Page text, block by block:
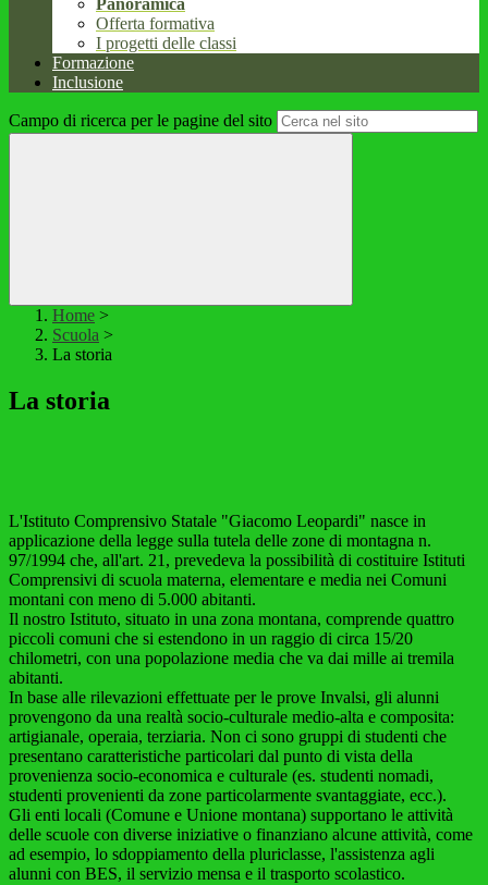
Panoramica
Offerta formativa
I progetti delle classi
Formazione
Inclusione
Campo di ricerca per le pagine del sito
Home >
Scuola >
La storia
La storia
L'Istituto Comprensivo Statale "Giacomo Leopardi" nasce in
applicazione della legge sulla tutela delle zone di montagna n.
97/1994 che, all'art. 21, prevedeva la possibilità di costituire Istituti
Comprensivi di scuola materna, elementare e media nei Comuni
montani con meno di 5.000 abitanti.
Il nostro Istituto, situato in una zona montana, comprende quattro
piccoli comuni che si estendono in un raggio di circa 15/20
chilometri, con una popolazione media che va dai mille ai tremila
abitanti.
In base alle rilevazioni effettuate per le prove Invalsi, gli alunni
provengono da una realtà socio-culturale medio-alta e composita:
artigianale, operaia, terziaria. Non ci sono gruppi di studenti che
presentano caratteristiche particolari dal punto di vista della
provenienza socio-economica e culturale (es. studenti nomadi,
studenti provenienti da zone particolarmente svantaggiate, ecc.).
Gli enti locali (Comune e Unione montana) supportano le attività
delle scuole con diverse iniziative o finanziano alcune attività, come
ad esempio, lo sdoppiamento della pluriclasse, l'assistenza agli
alunni con BES, il servizio mensa e il trasporto scolastico.